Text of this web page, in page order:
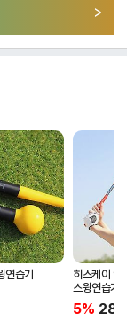
연습기
히스케이 인
스윙연습기
5%